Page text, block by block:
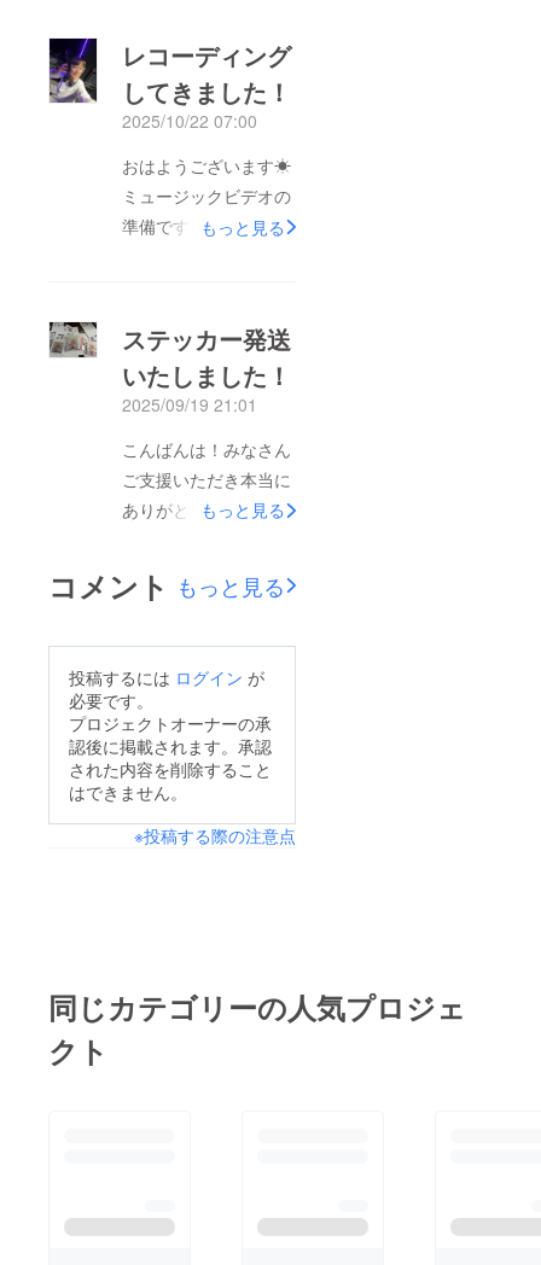
レコーディング
してきました！
2025/10/22 07:00
おはようございます☀︎
ミュージックビデオの
準備ですが、着々と進
ち合わせを行い、昨日
はミュージシャンの祐
介さんとレコーディン
グを行いました!!!!初め
てのスタジオでとって
もワクワクしました♪
はやくみなさまに完成
す！！！！Tシャツの
進めているのでもうし
ばらくお待ちください
m(_ _)mデザインは完
成しました♡みなさん
本日もいい日をお過ご
しください!!!すず
もっと見る
ステッカー発送
いたしました！
2025/09/19 21:01
こんばんは！みなさん
ご支援いただき本当に
ありがとうございま
を感じて励まされまし
た！こんなにたくさん
思うと嬉しいです！い
い作品をお届けできる
ように頑張ります！本
日、現時点でステッ
た方のステッカーを発
きよろしくお願いいた
します。改めまして皆
もっと見る
コメント もっと見る
投稿するには ログイン が
必要です。
プロジェクトオーナーの承
認後に掲載されます。承認
された内容を削除すること
はできません。
※投稿する際の注意点
同じカテゴリーの人気プロジェ
クト